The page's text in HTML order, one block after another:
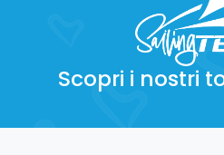
Scopri i nostri